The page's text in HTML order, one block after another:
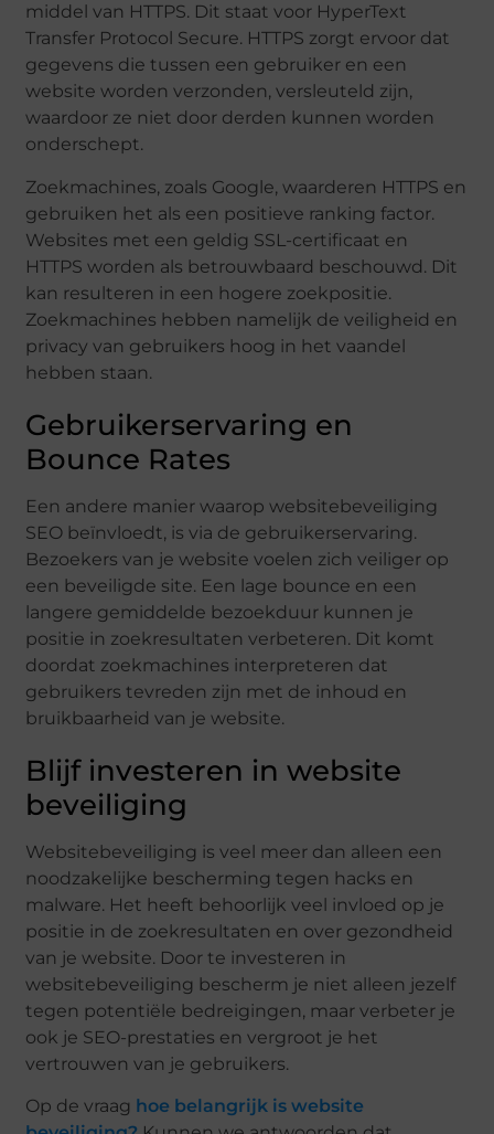
middel van HTTPS. Dit staat voor HyperText
Transfer Protocol Secure. HTTPS zorgt ervoor dat
gegevens die tussen een gebruiker en een
website worden verzonden, versleuteld zijn,
waardoor ze niet door derden kunnen worden
onderschept.
Zoekmachines, zoals Google, waarderen HTTPS en
gebruiken het als een positieve ranking factor.
Websites met een geldig SSL-certificaat en
HTTPS worden als betrouwbaard beschouwd. Dit
kan resulteren in een hogere zoekpositie.
Zoekmachines hebben namelijk de veiligheid en
privacy van gebruikers hoog in het vaandel
hebben staan.
Gebruikerservaring en
Bounce Rates
Een andere manier waarop websitebeveiliging
SEO beïnvloedt, is via de gebruikerservaring.
Bezoekers van je website voelen zich veiliger op
een beveiligde site. Een lage bounce en een
langere gemiddelde bezoekduur kunnen je
positie in zoekresultaten verbeteren. Dit komt
doordat zoekmachines interpreteren dat
gebruikers tevreden zijn met de inhoud en
bruikbaarheid van je website.
Blijf investeren in website
beveiliging
Websitebeveiliging is veel meer dan alleen een
noodzakelijke bescherming tegen hacks en
malware. Het heeft behoorlijk veel invloed op je
positie in de zoekresultaten en over gezondheid
van je website. Door te investeren in
websitebeveiliging bescherm je niet alleen jezelf
tegen potentiële bedreigingen, maar verbeter je
ook je SEO-prestaties en vergroot je het
vertrouwen van je gebruikers.
Op de vraag hoe belangrijk is website